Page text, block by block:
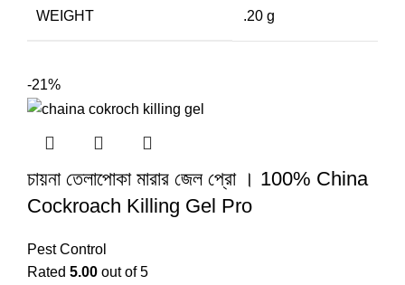
WEIGHT .20 g
-21%
চায়না তেলাপোকা মারার জেল প্রো । 100% China
Cockroach Killing Gel Pro
Pest Control
Rated 5.00 out of 5